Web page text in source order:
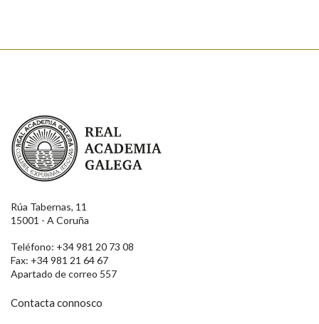
Real Academia Galega
Rúa Tabernas, 11
15001 - A Coruña
Teléfono: +34 981 20 73 08
Fax: +34 981 21 64 67
Apartado de correo 557
Contacta connosco